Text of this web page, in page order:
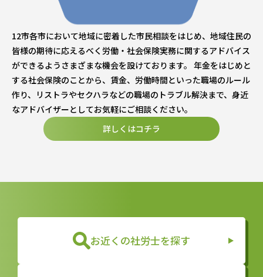
12市各市において地域に密着した市民相談をはじめ、地域住民の
皆様の期待に応えるべく労働・社会保険実務に関するアドバイス
ができるようさまざまな機会を設けております。 年金をはじめと
する社会保険のことから、賃金、労働時間といった職場のルール
作り、リストラやセクハラなどの職場のトラブル解決まで、身近
なアドバイザーとしてお気軽にご相談ください。
詳しくはコチラ
お近くの社労士を探す